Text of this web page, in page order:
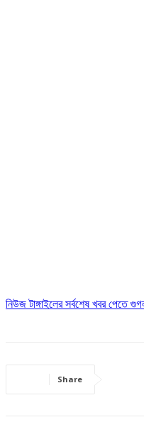
নিউজ টাঙ্গাইলের সর্বশেষ খবর
Share